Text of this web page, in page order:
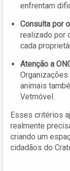
enfrentam
Consulta por
realizado por
cada
Atenção a
Organizações
animais
Vetmóvel.
Esses critérios
realmente
criando um
cidadãos do